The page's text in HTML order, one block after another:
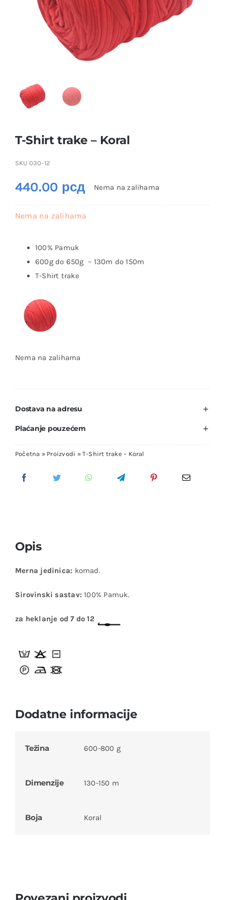
T-Shirt trake – Koral
SKU 030-12
440.00 рсд Nema na zalihama
Nema na zalihama
100% Pamuk
600g do 650g – 130m do 150m
T-Shirt trake
Nema na zalihama
Dostava na adresu
Plaćanje pouzećem
Početna » Proizvodi » T-Shirt trake – Koral
Opis
Merna jedinica: komad.
Sirovinski sastav: 100% Pamuk.
za heklanje od 7 do 12
Dodatne informacije
Težina 600-800 g
Dimenzije 130-150 m
Boja Koral